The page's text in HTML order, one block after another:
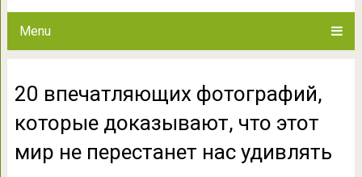
Menu
20 впечатляющих фотографий,
которые доказывают, что этот
мир не перестанет нас удивлять